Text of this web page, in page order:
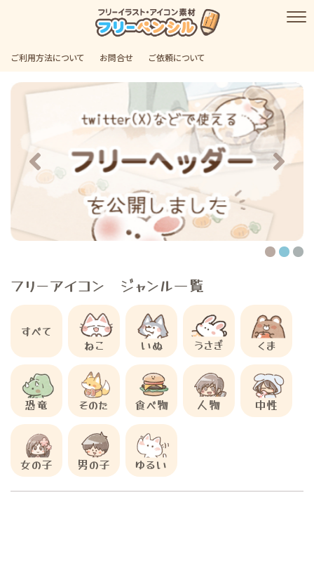
ご利用方法について お問合せ ご依頼について
フリーアイコン ジャンル一覧
すべて
ねこ
いぬ うさぎ くま
恐竜 そのた 食べ物 人物 中性
女の子 男の子 ゆるい